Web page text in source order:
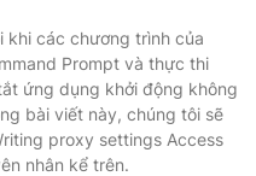
khi các chương trình của
Prompt và thực thi
ứng dụng khởi động không
bài viết này, chúng tôi sẽ
proxy settings Access
nhân kể trên.